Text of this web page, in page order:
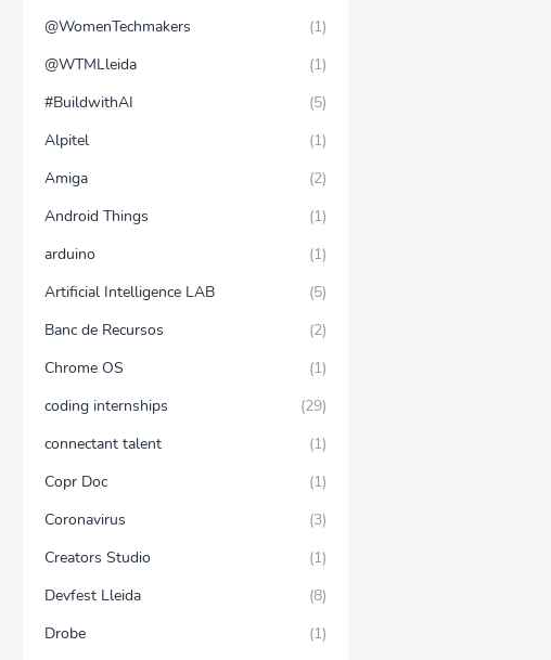
@WomenTechmakers
(1)
@WTMLleida
(1)
#BuildwithAI
(5)
Alpitel
(1)
Amiga
(2)
Android Things
(1)
arduino
(1)
Artificial Intelligence LAB
(5)
Banc de Recursos
(2)
Chrome OS
(1)
coding internships
(29)
connectant talent
(1)
Copr Doc
(1)
Coronavirus
(3)
Creators Studio
(1)
Devfest Lleida
(8)
Drobe
(1)